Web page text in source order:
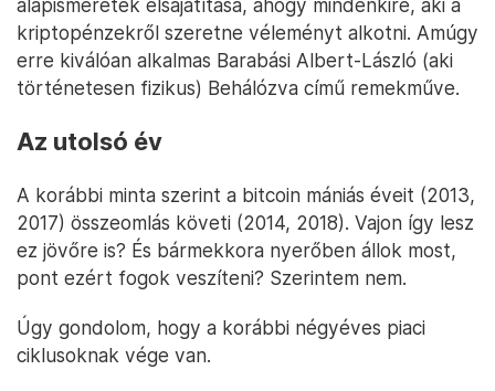
alapismeretek elsajátítása, ahogy mindenkire, aki a
kriptopénzekről szeretne véleményt alkotni. Amúgy
erre kiválóan alkalmas Barabási Albert-László (aki
történetesen fizikus) Behálózva című remekműve.
Az utolsó év
A korábbi minta szerint a bitcoin mániás éveit (2013,
2017) összeomlás követi (2014, 2018). Vajon így lesz
ez jövőre is? És bármekkora nyerőben állok most,
pont ezért fogok veszíteni? Szerintem nem.
Úgy gondolom, hogy a korábbi négyéves piaci
ciklusoknak vége van.